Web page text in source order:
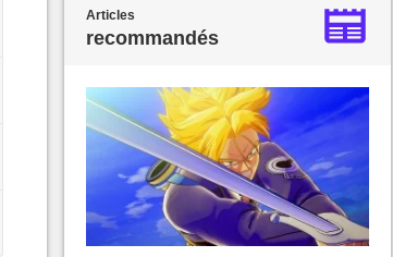
Articles
recommandés